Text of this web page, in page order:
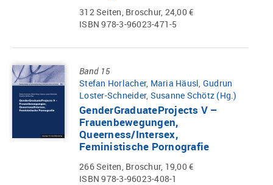
312 Seiten, Broschur, 24,00 €
ISBN 978-3-96023-471-5
Band 15
Stefan Horlacher, Maria Häusl Gudrun
Loster-Schneider, Susanne Schötz (Hg.)
GenderGraduateProjects V –
Frauenbewegungen,
Queerness/Intersex,
Feministische Pornografie
266 Seiten, Broschur, 19,00 €
ISBN 978-3-96023-408-1